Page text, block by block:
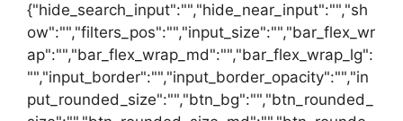
{"hide_search_input":"","hide_near_input":"","sh
ow":"","filters_pos":"","input_size":"","bar_flex_wr
ap":"","bar_flex_wrap_md":"","bar_flex_wrap_lg":
"","input_border":"","input_border_opacity":"","in
put_rounded_size":"","btn_bg":"","btn_rounded_